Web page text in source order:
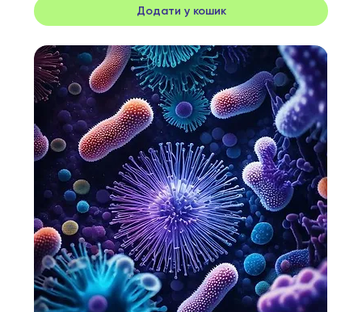
Додати у кошик